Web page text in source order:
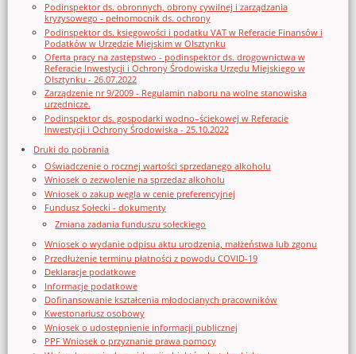
Podinspektor ds. obronnych, obrony cywilnej i zarządzania
kryzysowego - pełnomocnik ds. ochrony
Podinspektor ds. księgowości i podatku VAT w Referacie Finansów i
Podatków w Urzędzie Miejskim w Olsztynku
Oferta pracy na zastępstwo - podinspektor ds. drogownictwa w
Referacie Inwestycji i Ochrony Środowiska Urzędu Miejskiego w
Olsztynku - 26.07.2022
Zarządzenie nr 9/2009 - Regulamin naboru na wolne stanowiska
urzędnicze.
Podinspektor ds. gospodarki wodno–ściekowej w Referacie
Inwestycji i Ochrony Środowiska - 25.10.2022
Druki do pobrania
Oświadczenie o rocznej wartości sprzedanego alkoholu
Wniosek o zezwolenie na sprzedaz alkoholu
Wniosek o zakup węgla w cenie preferencyjnej
Fundusz Sołecki - dokumenty
Zmiana zadania funduszu sołeckiego
Wniosek o wydanie odpisu aktu urodzenia, małżeństwa lub zgonu
Przedłużenie terminu płatności z powodu COVID-19
Deklaracje podatkowe
Informacje podatkowe
Dofinansowanie kształcenia młodocianych pracowników
Kwestonariusz osobowy
Wniosek o udostępnienie informacji publicznej
PPF Wniosek o przyznanie prawa pomocy